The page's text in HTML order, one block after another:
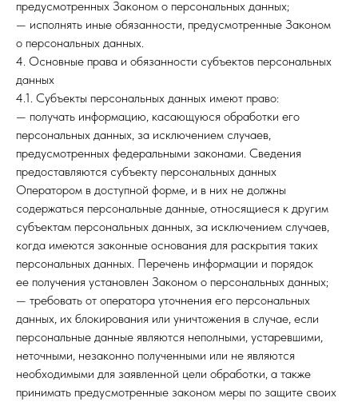
предусмотренных Законом о персональных данных;
— исполнять иные обязанности, предусмотренные Законом
о персональных данных.
4. Основные права и обязанности субъектов персональных
данных
4.1. Субъекты персональных данных имеют право:
— получать информацию, касающуюся обработки его
персональных данных, за исключением случаев,
предусмотренных федеральными законами. Сведения
предоставляются субъекту персональных данных
Оператором в доступной форме, и в них не должны
содержаться персональные данные, относящиеся к другим
субъектам персональных данных, за исключением случаев,
когда имеются законные основания для раскрытия таких
персональных данных. Перечень информации и порядок
ее получения установлен Законом о персональных данных;
— требовать от оператора уточнения его персональных
данных, их блокирования или уничтожения в случае, если
персональные данные являются неполными, устаревшими,
неточными, незаконно полученными или не являются
необходимыми для заявленной цели обработки, а также
принимать предусмотренные законом меры по защите своих